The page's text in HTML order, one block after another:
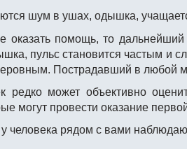
шум в ушах, одышка,
оказать помощь, то
пульс становится частым и
Пострадавший в любой
редко может объективно
могут провести оказание
человека рядом с вами